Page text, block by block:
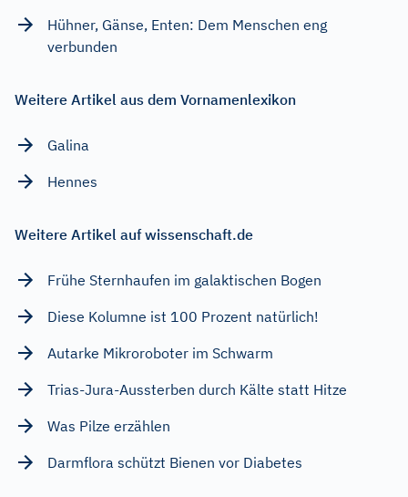
Hühner, Gänse, Enten: Dem Menschen eng
verbunden
Weitere Artikel aus dem Vornamenlexikon
Galina
Hennes
Weitere Artikel auf wissenschaft.de
Frühe Sternhaufen im galaktischen Bogen
Diese Kolumne ist 100 Prozent natürlich!
Autarke Mikroroboter im Schwarm
Trias-Jura-Aussterben durch Kälte statt Hitze
Was Pilze erzählen
Darmflora schützt Bienen vor Diabetes